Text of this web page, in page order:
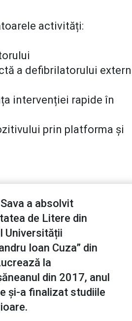
activități:
a defibrilatorului extern
intervenției rapide în
prin platforma și
a absolvit
de Litere din
Universității
Ioan Cuza” din
la
din 2017, anul
și-a finalizat studiile